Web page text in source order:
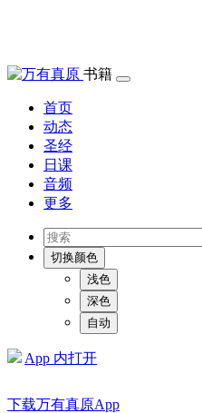
书籍
首页
动态
圣经
日课
音频
更多
切换颜色
浅色
深色
自动
App 内打开
下载万有真原App